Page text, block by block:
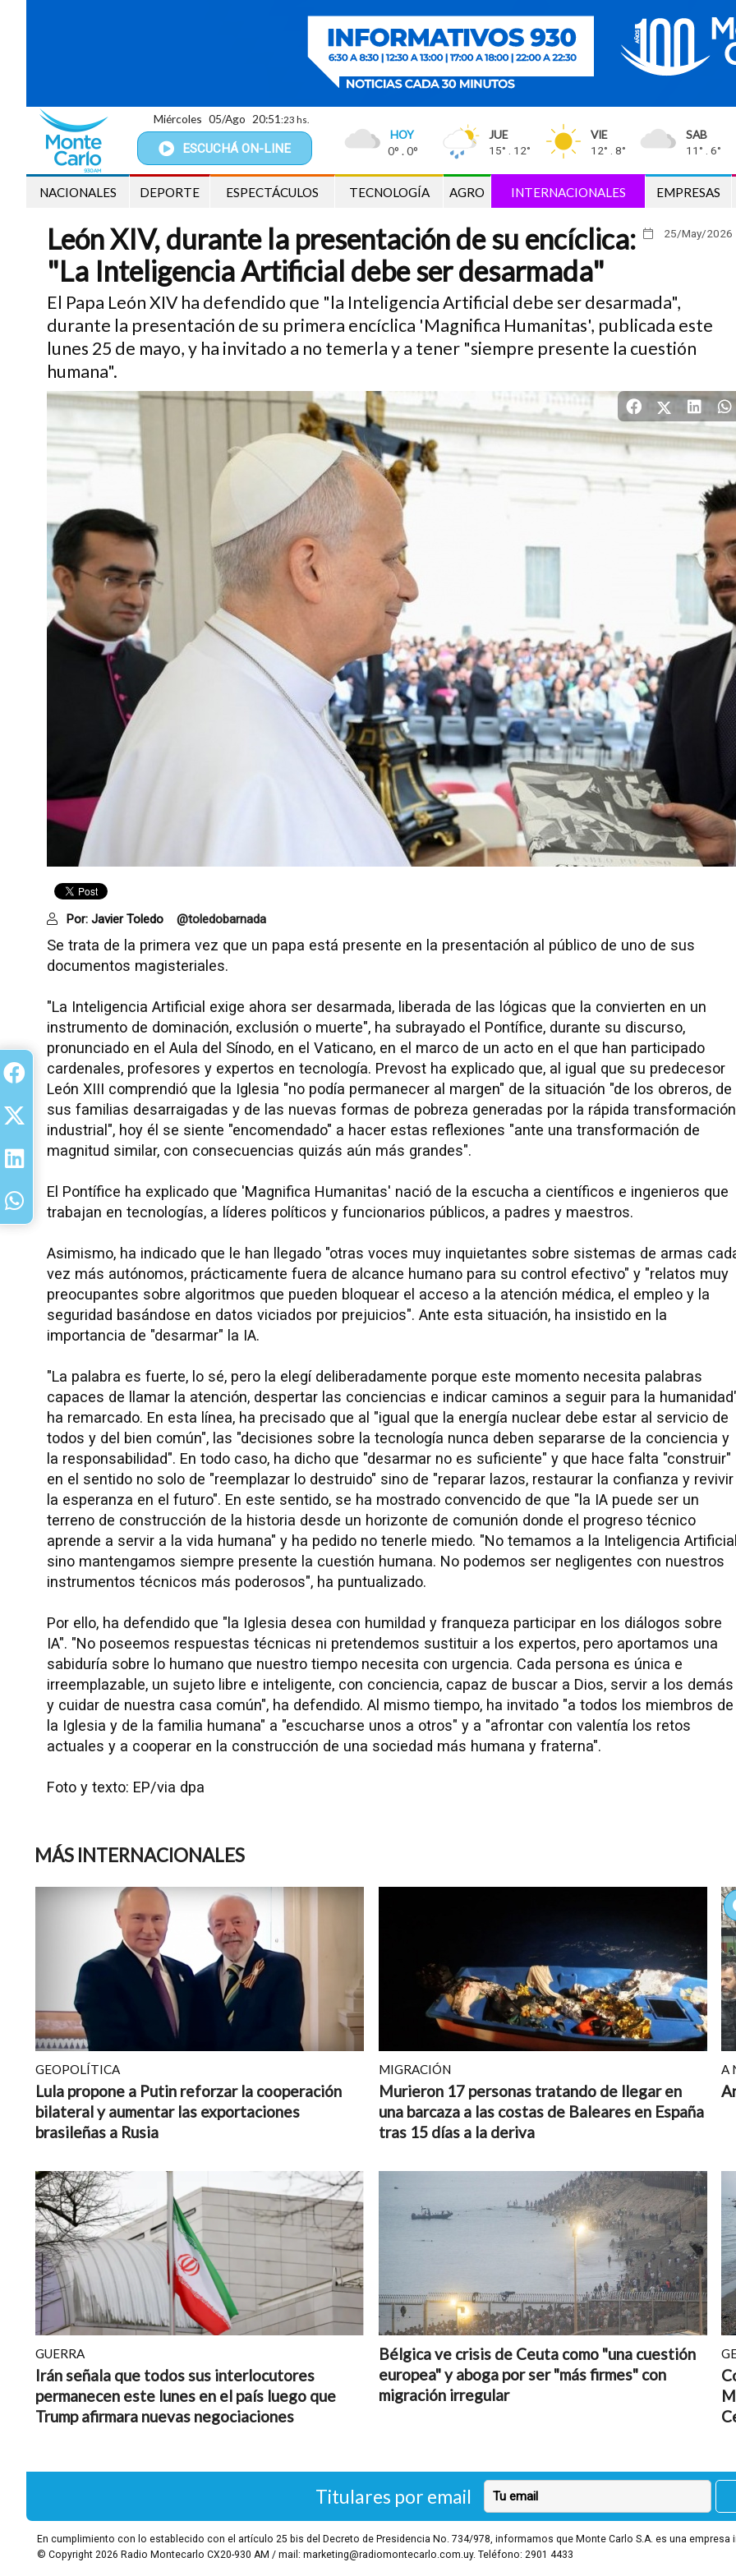
ESCUCHÁ ON-LINE
HOY
0° . 0°
JUE
15° . 12°
VIE
12° . 8°
SAB
11° . 6°
Miércoles 05/Ago 20:51 :24 hs.
NACIONALES DEPORTE ESPECTÁCULOS TECNOLOGÍA AGRO INTERNACIONALES EMPRESAS
25/May/2026
León XIV, durante la presentación de su encíclica:
"La Inteligencia Artificial debe ser desarmada"
El Papa León XIV ha defendido que "la Inteligencia Artificial debe ser desarmada",
durante la presentación de su primera encíclica 'Magnifica Humanitas', publicada este
lunes 25 de mayo, y ha invitado a no temerla y a tener "siempre presente la cuestión
humana".
Por: Javier Toledo @toledobarnada
Se trata de la primera vez que un papa está presente en la presentación al público de uno de sus
documentos magisteriales.
"La Inteligencia Artificial exige ahora ser desarmada, liberada de las lógicas que la convierten en un
instrumento de dominación, exclusión o muerte", ha subrayado el Pontífice, durante su discurso,
pronunciado en el Aula del Sínodo, en el Vaticano, en el marco de un acto en el que han participado
cardenales, profesores y expertos en tecnología. Prevost ha explicado que, al igual que su predecesor
León XIII comprendió que la Iglesia "no podía permanecer al margen" de la situación "de los obreros, de
sus familias desarraigadas y de las nuevas formas de pobreza generadas por la rápida transformación
industrial", hoy él se siente "encomendado" a hacer estas reflexiones "ante una transformación de
magnitud similar, con consecuencias quizás aún más grandes".
El Pontífice ha explicado que 'Magnifica Humanitas' nació de la escucha a científicos e ingenieros que
trabajan en tecnologías, a líderes políticos y funcionarios públicos, a padres y maestros.
Asimismo, ha indicado que le han llegado "otras voces muy inquietantes sobre sistemas de armas
vez más autónomos, prácticamente fuera de alcance humano para su control efectivo" y "relatos muy
preocupantes sobre algoritmos que pueden bloquear el acceso a la atención médica, el empleo y la
seguridad basándose en datos viciados por prejuicios". Ante esta situación, ha insistido en la
importancia de "desarmar" la IA.
"La palabra es fuerte, lo sé, pero la elegí deliberadamente porque este momento necesita palabras
capaces de llamar la atención, despertar las conciencias e indicar caminos a seguir para la
ha remarcado. En esta línea, ha precisado que al "igual que la energía nuclear debe estar al servicio de
todos y del bien común", las "decisiones sobre la tecnología nunca deben separarse de la conciencia y
la responsabilidad". En todo caso, ha dicho que "desarmar no es suficiente" y que hace falta "construir"
en el sentido no solo de "reemplazar lo destruido" sino de "reparar lazos, restaurar la confianza y revivir
la esperanza en el futuro". En este sentido, se ha mostrado convencido de que "la IA puede ser un
terreno de construcción de la historia desde un horizonte de comunión donde el progreso técnico
aprende a servir a la vida humana" y ha pedido no tenerle miedo. "No temamos a la Inteligencia
sino mantengamos siempre presente la cuestión humana. No podemos ser negligentes con nuestros
instrumentos técnicos más poderosos", ha puntualizado.
Por ello, ha defendido que "la Iglesia desea con humildad y franqueza participar en los diálogos sobre
IA". "No poseemos respuestas técnicas ni pretendemos sustituir a los expertos, pero aportamos una
sabiduría sobre lo humano que nuestro tiempo necesita con urgencia. Cada persona es única e
irreemplazable, un sujeto libre e inteligente, con conciencia, capaz de buscar a Dios, servir a los demás
y cuidar de nuestra casa común", ha defendido. Al mismo tiempo, ha invitado "a todos los miembros de
la Iglesia y de la familia humana" a "escucharse unos a otros" y a "afrontar con valentía los retos
actuales y a cooperar en la construcción de una sociedad más humana y fraterna".
Foto y texto: EP/via dpa
MÁS INTERNACIONALES
GEOPOLÍTICA
Lula propone a Putin reforzar la cooperación
bilateral y aumentar las exportaciones
brasileñas a Rusia
MIGRACIÓN
Murieron 17 personas tratando de llegar en
una barcaza a las costas de Baleares en España
tras 15 días a la deriva
A
GUERRA
Irán señala que todos sus interlocutores
permanecen este lunes en el país luego que
Trump afirmara nuevas negociaciones
Bélgica ve crisis de Ceuta como "una cuestión
europea" y aboga por ser "más firmes" con
migración irregular
Titulares por email
En cumplimiento con lo establecido con el artículo 25 bis del Decreto de Presidencia No. 734/978, informamos que Monte Carlo S.A. es una
© Copyright 2026 Radio Montecarlo CX20-930 AM / mail: marketing@radiomontecarlo.com.uy. Teléfono: 2901 4433